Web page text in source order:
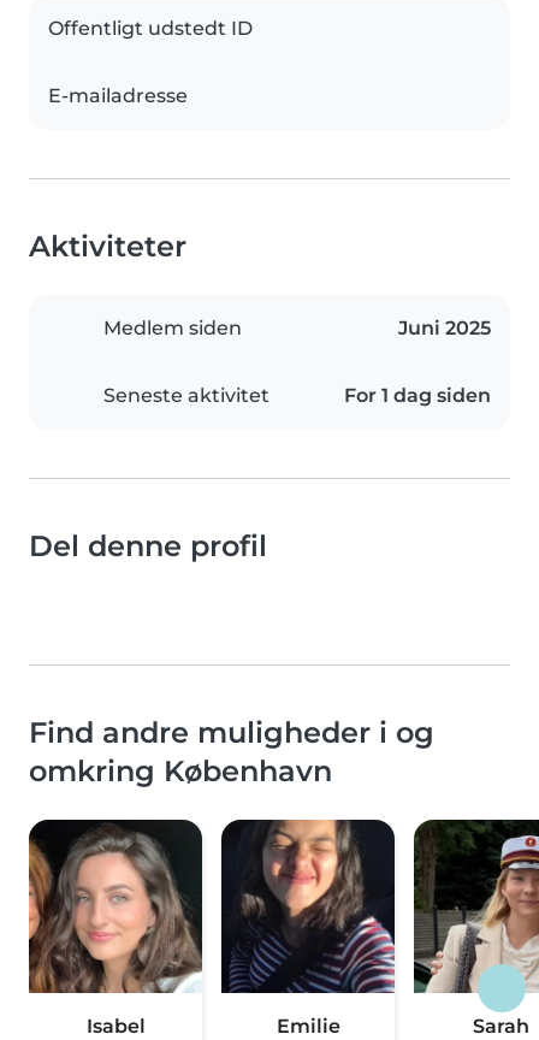
Offentligt udstedt ID
E-mailadresse
Aktiviteter
Medlem siden Juni 2025
Seneste aktivitet For 1 dag siden
Del denne profil
Find andre muligheder i og
omkring København
Isabel
Emilie Sarah